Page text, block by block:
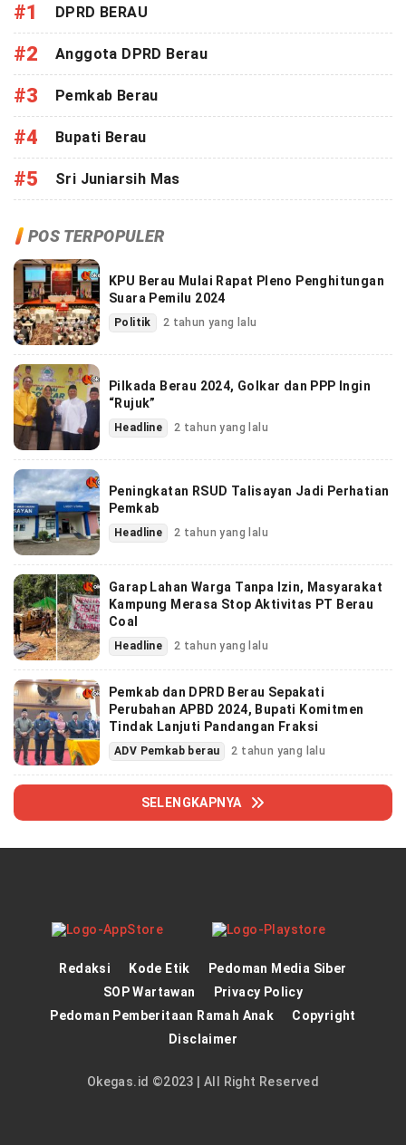
#1 DPRD BERAU
#2 Anggota DPRD Berau
#3 Pemkab Berau
#4 Bupati Berau
#5 Sri Juniarsih Mas
POS TERPOPULER
KPU Berau Mulai Rapat Pleno Penghitungan
Suara Pemilu 2024
Politik 2 tahun yang lalu
Pilkada Berau 2024, Golkar dan PPP Ingin
“Rujuk”
Headline 2 tahun yang lalu
Peningkatan RSUD Talisayan Jadi Perhatian
Pemkab
Headline 2 tahun yang lalu
Garap Lahan Warga Tanpa Izin, Masyarakat
Kampung Merasa Stop Aktivitas PT Berau
Coal
Headline 2 tahun yang lalu
Pemkab dan DPRD Berau Sepakati
Perubahan APBD 2024, Bupati Komitmen
Tindak Lanjuti Pandangan Fraksi
ADV Pemkab berau 2 tahun yang lalu
SELENGKAPNYA
Redaksi Kode Etik
Pedoman Media Siber
SOP Wartawan
Privacy Policy
Pedoman Pemberitaan Ramah Anak
Copyright
Disclaimer
Okegas.id ©2023 | All Right Reserved